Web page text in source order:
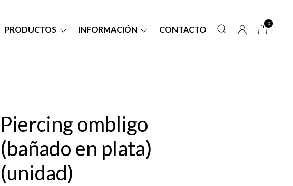
PRODUCTOS INFORMACIÓN CONTACTO
0
Piercing ombligo
(bañado en plata)
(unidad)